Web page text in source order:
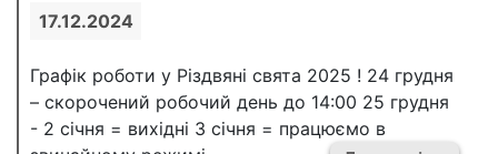
17.12.2024
Графік роботи у Різдвяні свята 2025 ! 24 грудня
– скорочений робочий день до 14:00 25 грудня
- 2 січня = вихідні 3 січня = працюємо в